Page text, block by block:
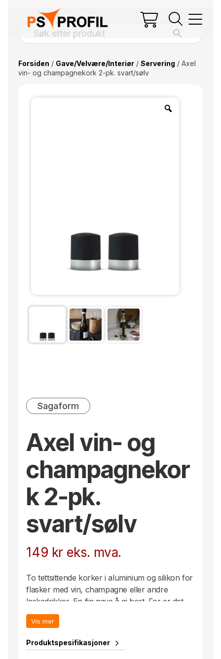
Forsiden / Gave/Velvære/Interiør/ Servering / Axel
vin- og champagnekork 2-pk. svart/sølv
Sagaform
Axel vin- og
champagnekor
k 2-pk.
svart/sølv
149 kr eks. mva.
To tettsittende korker i aluminium og silikon for
flasker med vin, champagne eller andre
leskedrikker. En fin gave å gi bort. For er det
ikke slik at du alltid savner en kork når det
trengs?
Det er viktig at man bruker riktig kork til riktig
flaske for at det skal bli tett.
Vis mer
Produktspesifikasjoner